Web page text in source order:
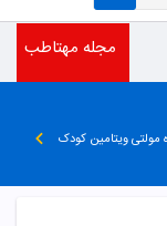
مجله مهتاطب
مولتی ویتامین کودک